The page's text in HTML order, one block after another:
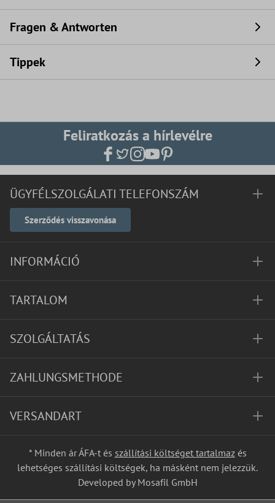
Fragen & Antworten
Tippek
Feliratkozás a hírlevélre
ÜGYFÉLSZOLGÁLATI TELEFONSZÁM
Szerződés visszavonása
INFORMÁCIÓ
TARTALOM
SZOLGÁLTATÁS
ZAHLUNGSMETHODE
VERSANDART
* Minden ár ÁFA-t és szállítási költséget tartalmazés
lehetséges szállítási költségek, ha másként nem jelezzük.
Developed by Mosafil GmbH